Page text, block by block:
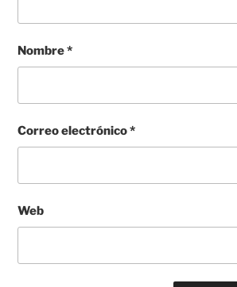
Nombre*
Correo electrónico*
Web